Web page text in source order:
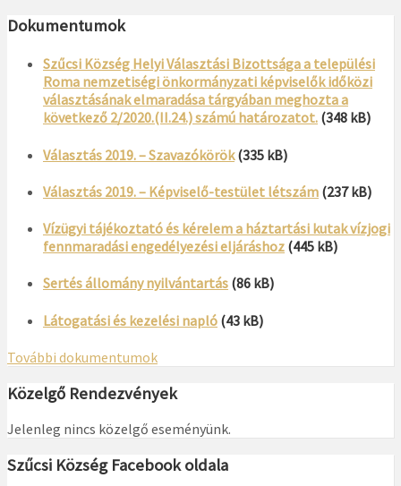
Dokumentumok
Szűcsi Község Helyi Választási Bizottsága a települési
Roma nemzetiségi önkormányzati képviselők időközi
választásának elmaradása tárgyában meghozta a
következő 2/2020.(II.24.) számú határozatot. (348 kB)
Választás 2019. – Szavazókörök (335 kB)
Választás 2019. – Képviselő-testület létszám (237 kB)
Vízügyi tájékoztató és kérelem a háztartási kutak vízjogi
fennmaradási engedélyezési eljáráshoz (445 kB)
Sertés állomány nyilvántartás (86 kB)
Látogatási és kezelési napló (43 kB)
További dokumentumok
Közelgő Rendezvények
Jelenleg nincs közelgő eseményünk.
Szűcsi Község Facebook oldala